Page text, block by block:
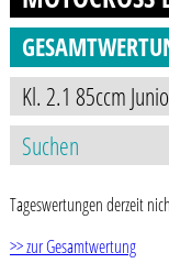
Tageswertungen derzeit
>> zur Gesamtwertung